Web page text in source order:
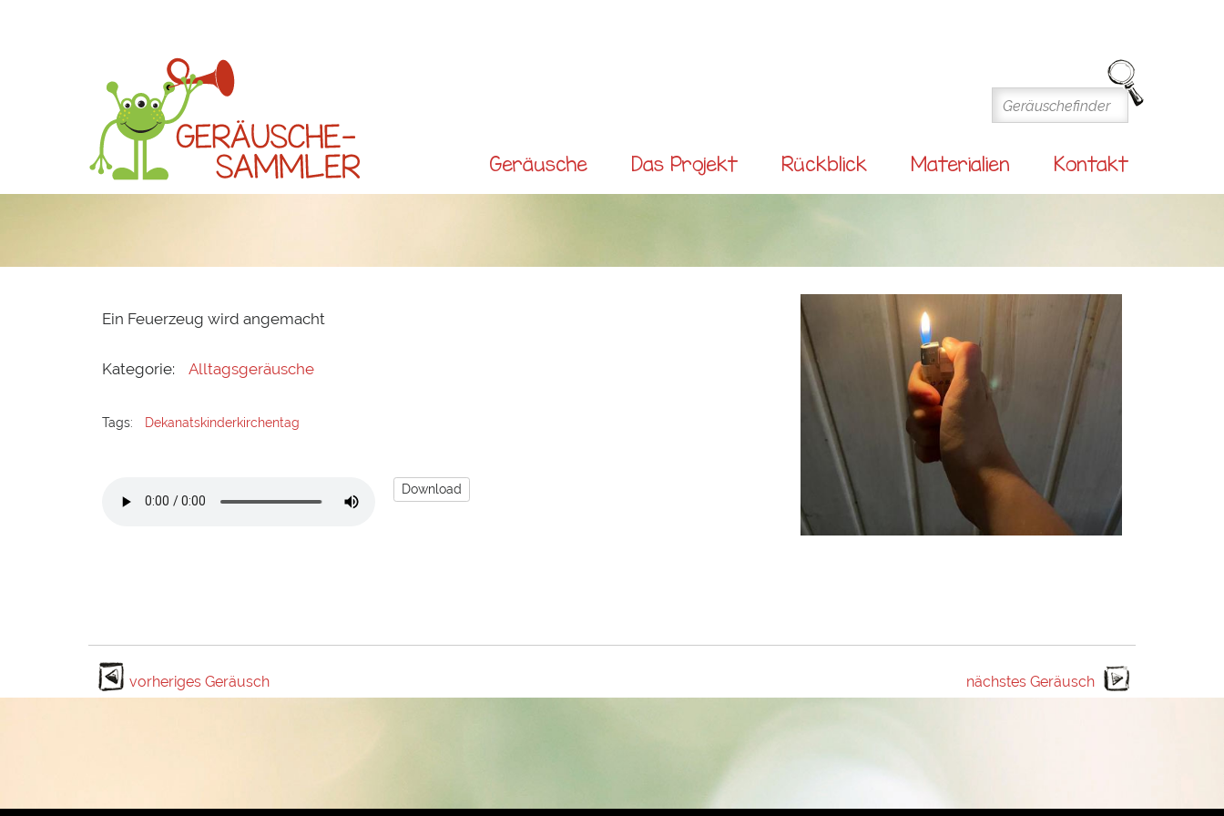
Main menu
Geräusche Das Projekt Rückblick Materialien Kontakt
Ein Feuerzeug wird angemacht
Kategorie: Alltagsgeräusche
Tags: Dekanatskinderkirchentag
Download
vorheriges Geräusch nächstes Geräusch